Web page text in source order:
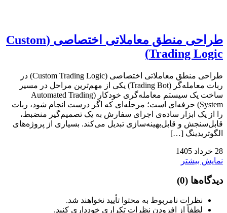
طراحی منطق معاملاتی اختصاصی (Custom
Trading Logic)
طراحی منطق معاملاتی اختصاصی (Custom Trading Logic) در
ربات معامله‌گر (Trading Bot) یکی از مهم‌ترین مراحل در مسیر
ساخت یک سیستم معامله‌گری خودکار (Automated Trading
System) حرفه‌ای است؛ مرحله‌ای که اگر درست انجام شود، ربات
را از یک ابزار ساده‌ی اجرای سفارش به یک تصمیم‌گیر منضبط،
قابل‌سنجش و قابل‌بهینه‌سازی تبدیل می‌کند. بسیاری از پروژه‌های
الگوتریدینگ […]
28 خرداد 1405
نمایش بیشتر
دیدگاه‌ها (0)
نظرات نامربوط به محتوا تأیید نخواهند شد.
لطفاً از افزودن نظرات تکراری خودداری کنید.